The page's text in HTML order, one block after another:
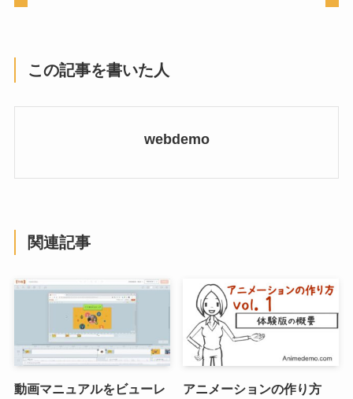
この記事を書いた人
webdemo
関連記事
動画マニュアルをビューレ
アニメーションの作り方